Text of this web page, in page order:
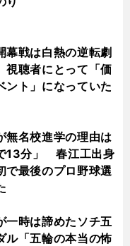
幕戦は白熱の逆転劇
視聴者にとって「価
ント」になっていた
無名校進学の理由は
13分」 春江工出身
で最後のプロ野球選
一時は諦めたソチ五
ル「五輪の本当の怖